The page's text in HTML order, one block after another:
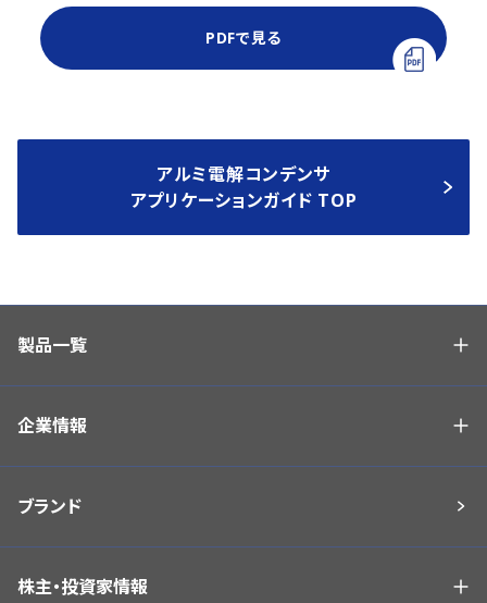
PDFで見る
アルミ電解コンデンサ
アプリケーションガイド TOP
製品一覧
企業情報
ブランド
株主・投資家情報